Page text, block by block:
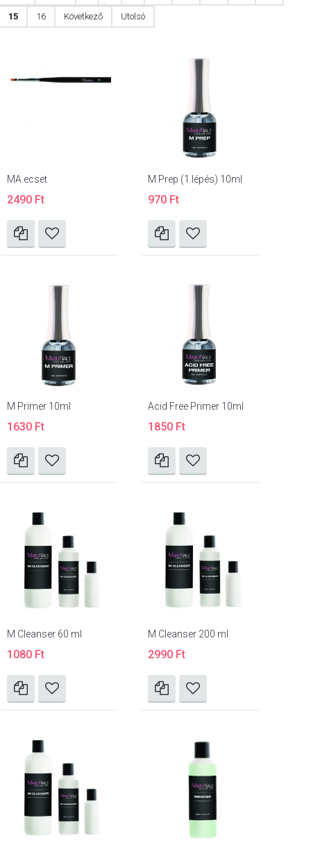
15 16 Következő Utolsó
MA ecset
2490 Ft
M Prep (1.lépés) 10ml
970 Ft
M Primer 10ml
1630 Ft
Acid Free Primer 10ml
1850 Ft
M Cleanser 60 ml
1080 Ft
M Cleanser 200 ml
2990 Ft